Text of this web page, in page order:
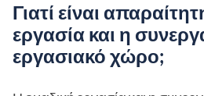
Γιατί είναι
εργασία και η
εργασιακό χώρο;